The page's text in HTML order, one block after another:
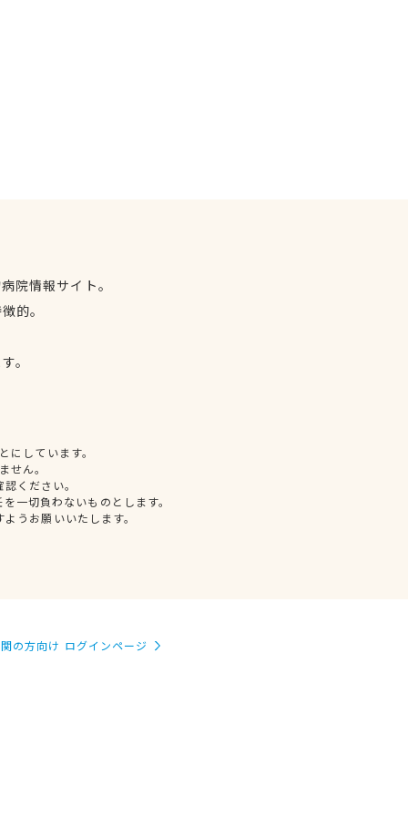
院情報サイト。
的。
。
しています。
せん。
ください。
一切負わないものとします。
うお願いいたします。
の方向け ログインページ